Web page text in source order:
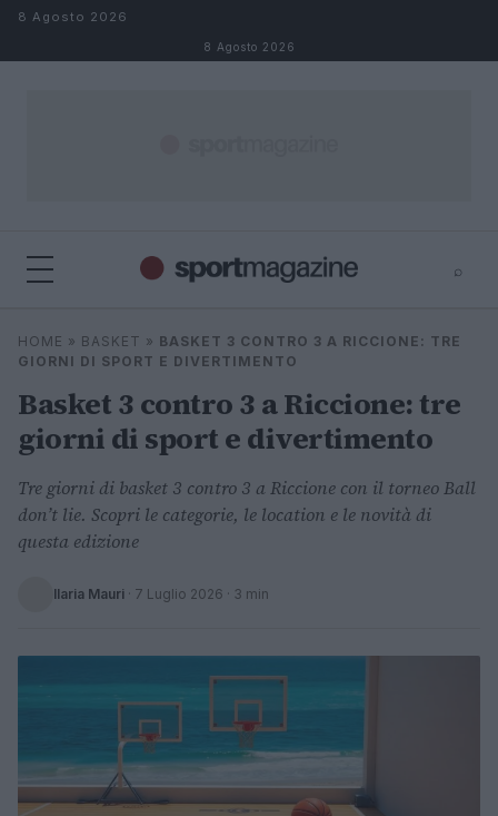
Salta al contenuto
8 Agosto 2026
8 Agosto 2026
⌕
Cerca
⌕
HOME » BASKET » BASKET 3 CONTRO 3 A RICCIONE: TRE
GIORNI DI SPORT E DIVERTIMENTO
Basket 3 contro 3 a Riccione: tre
giorni di sport e divertimento
Tre giorni di basket 3 contro 3 a Riccione con il torneo Ball
don’t lie. Scopri le categorie, le location e le novità di
questa edizione
Ilaria Mauri · 7 Luglio 2026 · 3 min